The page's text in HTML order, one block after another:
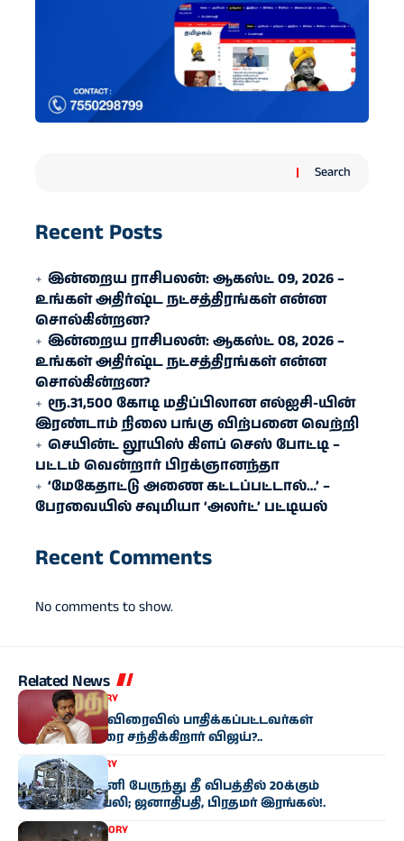
Search
Recent Posts
இன்றைய ராசிபலன்: ஆகஸ்ட் 09, 2026 –
உங்கள் அதிர்ஷ்ட நட்சத்திரங்கள் என்ன
சொல்கின்றன?
இன்றைய ராசிபலன்: ஆகஸ்ட் 08, 2026 –
உங்கள் அதிர்ஷ்ட நட்சத்திரங்கள் என்ன
சொல்கின்றன?
ரூ.31,500 கோடி மதிப்பிலான எல்ஐசி-​யின்
இரண்​டாம் நிலை பங்கு விற்பனை வெற்றி
செயின்ட் லூயிஸ் கிளப் செஸ் போட்டி –
பட்டம் வென்றார் பிரக்ஞானந்தா
‘மேகேதாட்டு அணை கட்டப்பட்டால்…’ –
பேரவையில் சவுமியா ‘அலர்ட்’ பட்டியல்
Recent Comments
No comments to show.
Related News
தமிழகம்BIG STORY
கரூர் துயரம்: விரைவில் பாதிக்கப்பட்டவர்கள்
குடும்பத்தினரை சந்திக்கிறார் விஜய்?..
இந்தியாBIG STORY
ஆந்திரா: ஆம்னி பேருந்து தீ விபத்தில் 20க்கும்
மேற்பட்டோர் பலி; ஜனாதிபதி, பிரதமர் இரங்கல்!.
வானிலை BIG STORY